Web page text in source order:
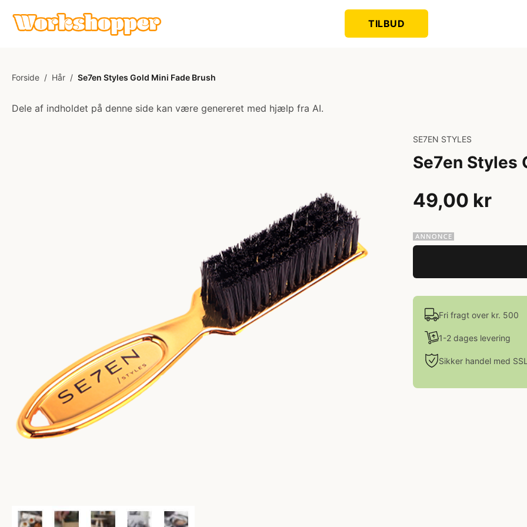
TILBUD
Forside / Hår / Se7en Styles Gold Mini Fade Brush
Dele af indholdet på denne side kan være genereret med hjælp fra AI.
SE7EN STYLES
Se7en Styles
49,00 kr
Fri fragt over kr. 500
1-2 dages levering
Sikker handel med